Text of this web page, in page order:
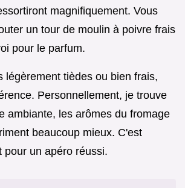
magnifiquement. Vous
un tour de moulin à poivre frais
pour le parfum.
légèrement tièdes ou bien frais,
Personnellement, je trouve
ambiante, les arômes du fromage
beaucoup mieux. C'est
pour un apéro réussi.